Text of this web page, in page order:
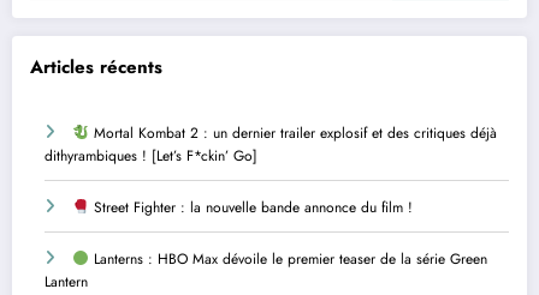
Articles récents
Mortal Kombat 2 : un dernier trailer explosif et des critiques déjà
dithyrambiques ! [Let’s F*ckin’ Go]
Street Fighter : la nouvelle bande annonce du film !
Lanterns : HBO Max dévoile le premier teaser de la série Green
Lantern